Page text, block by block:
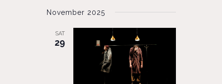
AND
VIEWS
NAVIGATION
date.
November 2025
SAT
29